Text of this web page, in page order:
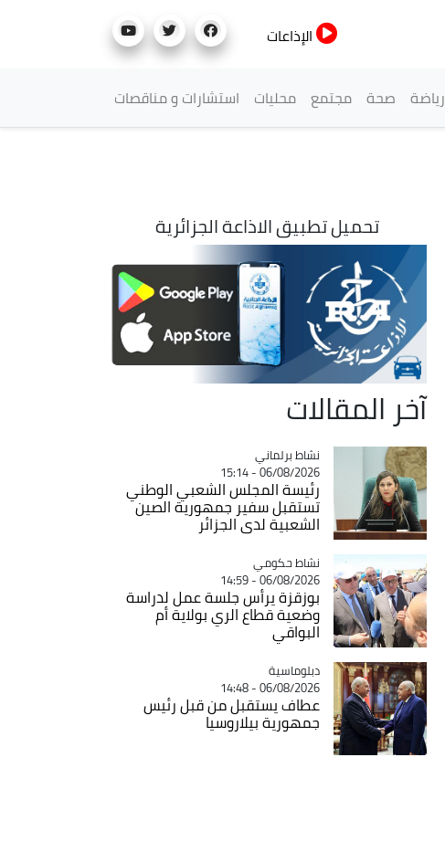
الإذاعات
رياضة صحة مجتمع محليات استشارات و مناقصات
تحميل تطبيق الاذاعة الجزائرية
آخر المقالات
Catégorie
نشاط برلماني
06/08/2026 - 15:14
رئيسة المجلس الشعبي الوطني
تستقبل سفير جمهورية الصين
الشعبية لدى الجزائر
Catégorie
نشاط حكومي
06/08/2026 - 14:59
بوزقزة يرأس جلسة عمل لدراسة
وضعية قطاع الري بولاية أم
البواقي
Catégorie
دبلوماسية
06/08/2026 - 14:48
عطاف يستقبل من قبل رئيس
جمهورية بيلاروسيا